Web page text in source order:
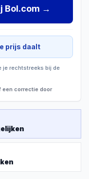
Bol.com →
prijs daalt
je rechtstreeks bij de
een correctie door